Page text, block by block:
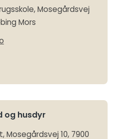
Mosegårdsvej
Mors
og husdyr
Mosegårdsvej 10, 7900